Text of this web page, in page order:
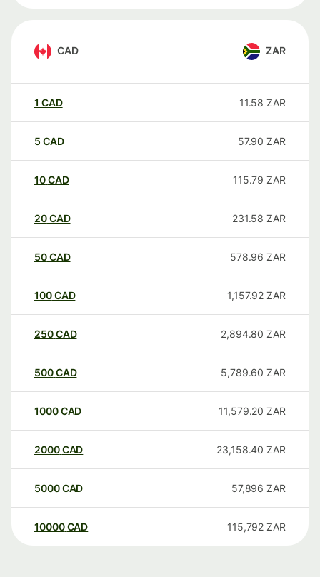
CAD ZAR
1 CAD 11.58 ZAR
5 CAD 57.90 ZAR
10CAD 115.79 ZAR
20CAD 231.58 ZAR
50CAD 578.96 ZAR
100CAD 1,157.92 ZAR
250CAD 2,894.80 ZAR
500CAD 5,789.60 ZAR
1000CAD 11,579.20 ZAR
2000CAD 23,158.40 ZAR
5000CAD 57,896 ZAR
10000 CAD 115,792 ZAR